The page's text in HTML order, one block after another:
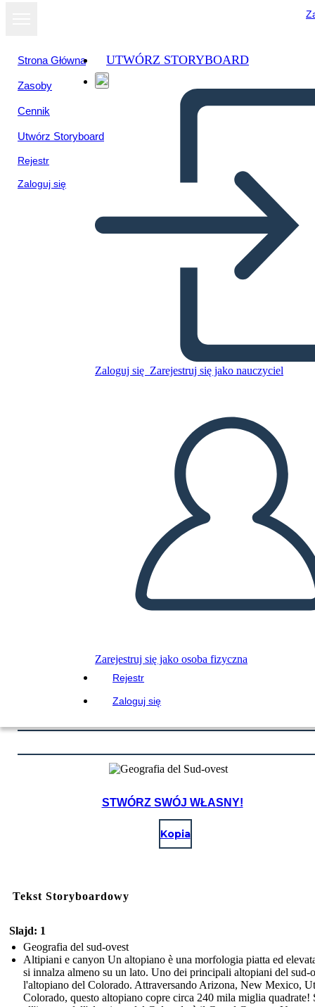
Strona Główna
Zasoby
Cennik
Utwórz Storyboard
Rejestr
Zaloguj się
UTWÓRZ STORYBOARD
Zaloguj się Zarejestruj się jako nauczyciel
Zarejestruj się jako osoba fizyczna
Rejestr
Zaloguj się
Skopiuj tę scenorys
STWÓRZ SCENORYS
PRZECZYTAJ MI
STWÓRZ SWÓJ WŁASNY!
Kopia
Tekst Storyboardowy
Slajd: 1
Geografia del sud-ovest
Altipiani e canyon Un altopiano è una morfologia piatta ed
si innalza almeno su un lato. Uno dei principali altopiani del sud-
l'altopiano del Colorado. Attraversando Arizona, New Mexico,
Colorado, questo altopiano copre circa 240 mila miglia quadrate!